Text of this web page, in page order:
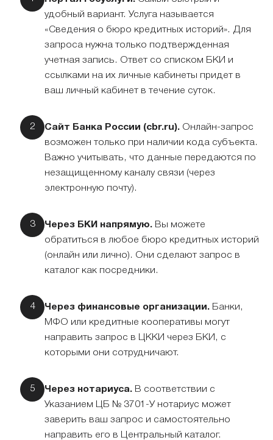
удобный вариант. Услуга называется
«Сведения о бюро кредитных историй». Для
запроса нужна только подтвержденная
учетная запись. Ответ со списком БКИ и
ссылками на их личные кабинеты придет в
ваш личный кабинет в течение суток.
Сайт Банка России (cbr.ru). Онлайн-запрос
возможен только при наличии кода субъекта.
Важно учитывать, что данные передаются по
незащищенному каналу связи (через
электронную почту).
Через БКИ напрямую. Вы можете
обратиться в любое бюро кредитных историй
(онлайн или лично). Они сделают запрос в
каталог как посредники.
Через финансовые организации. Банки,
МФО или кредитные кооперативы могут
направить запрос в ЦККИ через БКИ, с
которыми они сотрудничают.
Через нотариуса. В соответствии с
Указанием ЦБ № 3701-У нотариус может
заверить ваш запрос и самостоятельно
направить его в Центральный каталог.